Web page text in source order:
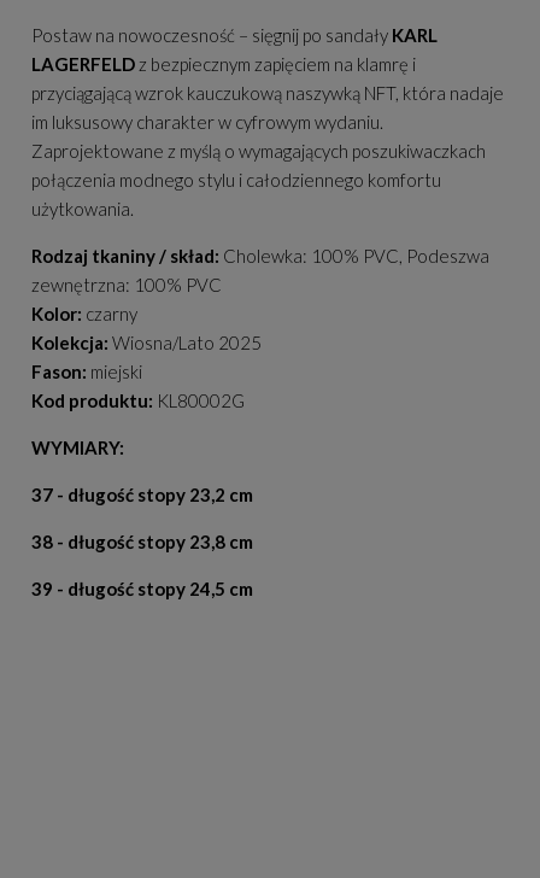
Postaw na nowoczesność – sięgnij po sandały KARL
LAGERFELD z bezpiecznym zapięciem na klamrę i
przyciągającą wzrok kauczukową naszywką NFT, która nadaje
im luksusowy charakter w cyfrowym wydaniu.
Zaprojektowane z myślą o wymagających poszukiwaczkach
połączenia modnego stylu i całodziennego komfortu
użytkowania.
Rodzaj tkaniny / skład: Cholewka: 100% PVC, Podeszwa
zewnętrzna: 100% PVC
Kolor: czarny
Kolekcja: Wiosna/Lato 2025
Fason: miejski
Kod produktu: KL80002G
WYMIARY:
37 - długość stopy 23,2 cm
38 - długość stopy 23,8 cm
39 - długość stopy 24,5 cm